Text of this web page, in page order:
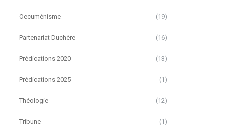
Oecuménisme (19)
Partenariat Duchère (16)
Prédications 2020 (13)
Prédications 2025 (1)
Théologie (12)
Tribune (1)